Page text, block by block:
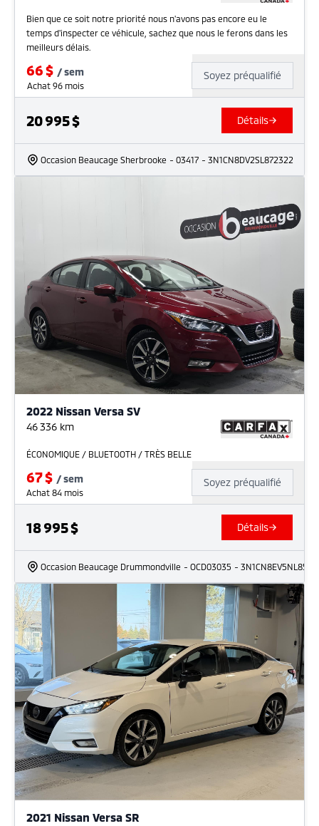
Bien que ce soit notre priorité nous n'avons pas encore eu le
temps d'inspecter ce véhicule, sachez que nous le ferons dans les
meilleurs délais.
66$ /sem
Achat 96 mois
Soyez préqualifié
20 995$ Détails
Occasion Beaucage Sherbrooke - 03417 - 3N1CN8DV2SL872322
2022 Nissan Versa SV
46 336 km
ÉCONOMIQUE / BLUETOOTH / TRÈS BELLE
67$ /sem
Achat 84 mois
Soyez préqualifié
18 995$ Détails
Occasion Beaucage Drummondville - OCD03035 -
2021 Nissan Versa SR